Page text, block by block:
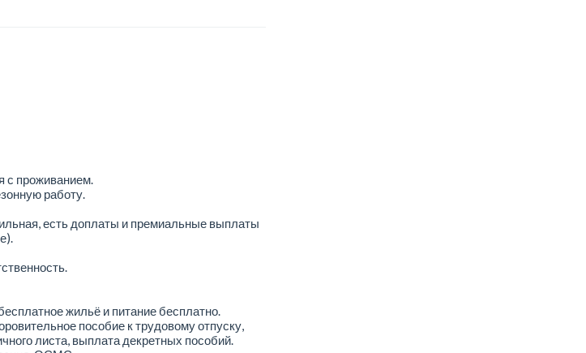
с проживанием.
работу.
есть доплаты и премиальные выплаты
жильё и питание бесплатно.
пособие к трудовому отпуску,
листа, выплата декретных пособий.